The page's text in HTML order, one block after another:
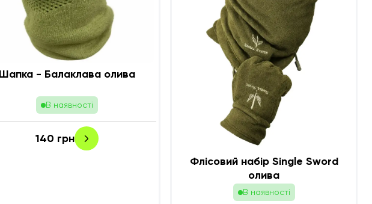
Шапка - Балаклава олива
В наявності
140 грн
Флісовий набір Single Sword
олива
В наявності